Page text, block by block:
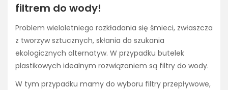
filtrem do wody!
Problem wieloletniego rozkładania się śmieci, zwłaszcza
z tworzyw sztucznych, skłania do szukania
ekologicznych alternatyw. W przypadku butelek
plastikowych idealnym rozwiązaniem są filtry do wody.
W tym przypadku mamy do wyboru filtry przepływowe,